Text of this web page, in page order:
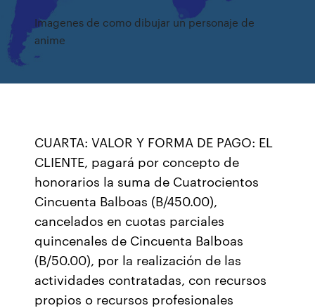
Imagenes de como dibujar un personaje de
anime
CUARTA: VALOR Y FORMA DE PAGO: EL
CLIENTE, pagará por concepto de
honorarios la suma de Cuatrocientos
Cincuenta Balboas (B/450.00),
cancelados en cuotas parciales
quincenales de Cincuenta Balboas
(B/50.00), por la realización de las
actividades contratadas, con recursos
propios o recursos profesionales